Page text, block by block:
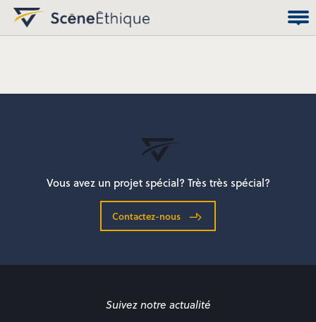
Vous avez un projet spécial? Très très spécial?
Contactez-nous
Suivez notre actualité